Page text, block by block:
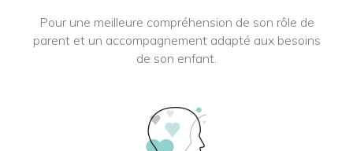
Pour une meilleure compréhension de son rôle de
parent et un accompagnement adapté aux besoins
de son enfant.